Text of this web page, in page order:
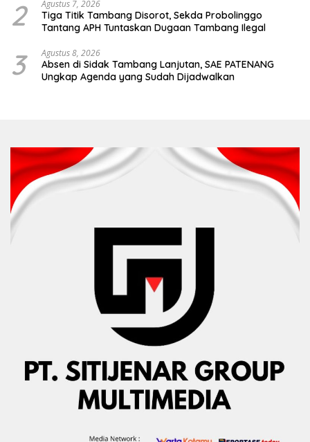
2 Agustus 7, 2026
Tiga Titik Tambang Disorot, Sekda Probolinggo
Tantang APH Tuntaskan Dugaan Tambang Ilegal
3 Agustus 8, 2026
Absen di Sidak Tambang Lanjutan, SAE PATENANG
Ungkap Agenda yang Sudah Dijadwalkan